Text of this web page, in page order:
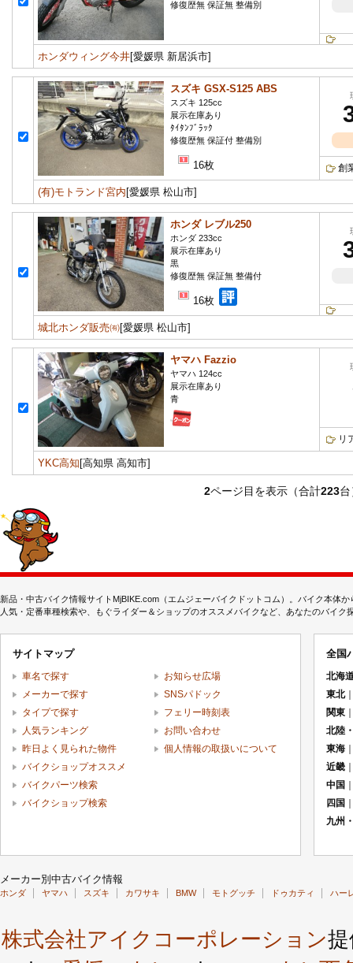
修復歴無 保証無 整備別
ホンダウィング今井[愛媛県 新居浜市]
スズキ GSX-S125 ABS
スズキ 125cc
展示在庫あり
ﾀｲﾀﾝﾌﾞﾗｯｸ
修復歴無 保証付 整備別
16枚 創
(有)モトランド宮内 [愛媛県 松山市]
ホンダ レブル250
ホンダ 233cc
展示在庫あり
黒
修復歴無 保証無 整備付
16枚
城北ホンダ販売㈲[愛媛県 松山市]
ヤマハ Fazzio
ヤマハ 124cc
展示在庫あり
青
リ
YKC高知 [高知県 高知市]
2ページ目を表示（合計223
新品・中古バイク情報サイトMjBIKE.com（エムジェーバイクドットコム）。バイク本体
人気・定番車種検索や、もぐライダー＆ショップのオススメバイクなど、あなたのバイ
サイトマップ
車名で探す
メーカーで探す
タイプで探す
人気ランキング
昨日よく見られた物件
バイクショップオススメ
バイクパーツ検索
バイクショップ検索
お知らせ広場
SNSパドック
フェリー時刻表
お問い合わせ
個人情報の取扱いについて
全国
北海
東北
関東
北陸
東海
近畿
中国
四国
九州
メーカー別中古バイク情報
ホンダ ヤマハ スズキ カワサキ BMW モトグッチ ドゥカティ ハー
株式会社アイクコーポレーション